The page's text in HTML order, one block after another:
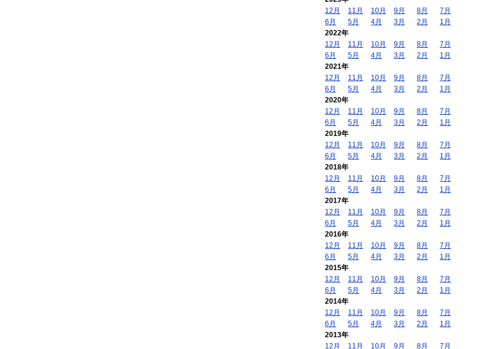
12月
11月 10月 9月 8月
7月
6月
5月 4月 3月 2月
1月
2022年
12月
11月 10月 9月 8月
7月
6月
5月 4月 3月 2月
1月
2021年
12月
11月 10月 9月 8月
7月
6月
5月 4月 3月 2月
1月
2020年
12月
11月 10月 9月 8月
7月
6月
5月 4月 3月 2月
1月
2019年
12月
11月 10月 9月 8月
7月
6月
5月 4月 3月 2月
1月
2018年
12月
11月 10月 9月 8月
7月
6月
5月 4月 3月 2月
1月
2017年
12月
11月 10月 9月 8月
7月
6月
5月 4月 3月 2月
1月
2016年
12月
11月 10月 9月 8月
7月
6月
5月 4月 3月 2月
1月
2015年
12月
11月 10月 9月 8月
7月
6月
5月 4月 3月 2月
1月
2014年
12月
11月 10月 9月 8月
7月
6月
5月 4月 3月 2月
1月
2013年
12月
11月 10月 9月 8月 7月